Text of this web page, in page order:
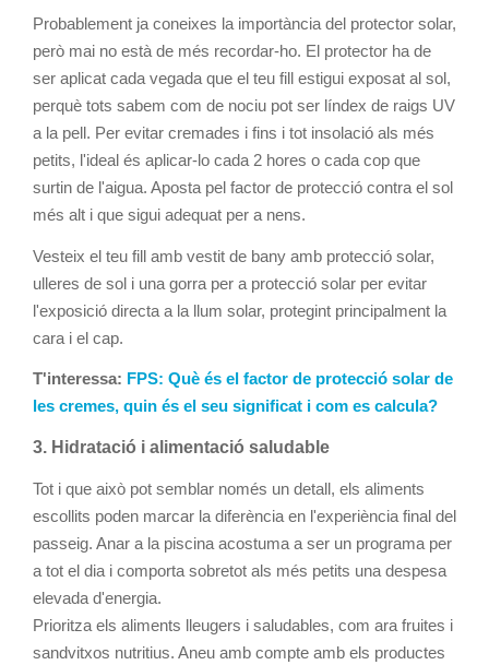
Probablement ja coneixes la importància del protector solar,
però mai no està de més recordar-ho. El protector ha de
ser aplicat cada vegada que el teu fill estigui exposat al sol,
perquè tots sabem com de nociu pot ser líndex de raigs UV
a la pell. Per evitar cremades i fins i tot insolació als més
petits, l'ideal és aplicar-lo cada 2 hores o cada cop que
surtin de l'aigua. Aposta pel factor de protecció contra el sol
més alt i que sigui adequat per a nens.
Vesteix el teu fill amb vestit de bany amb protecció solar,
ulleres de sol i una gorra per a protecció solar per evitar
l'exposició directa a la llum solar, protegint principalment la
cara i el cap.
T'interessa: FPS: Què és el factor de protecció solar de
les cremes, quin és el seu significat i com es calcula?
3. Hidratació i alimentació saludable
Tot i que això pot semblar només un detall, els aliments
escollits poden marcar la diferència en l'experiència final del
passeig. Anar a la piscina acostuma a ser un programa per
a tot el dia i comporta sobretot als més petits una despesa
elevada d'energia.
Prioritza els aliments lleugers i saludables, com ara fruites i
sandvitxos nutritius. Aneu amb compte amb els productes